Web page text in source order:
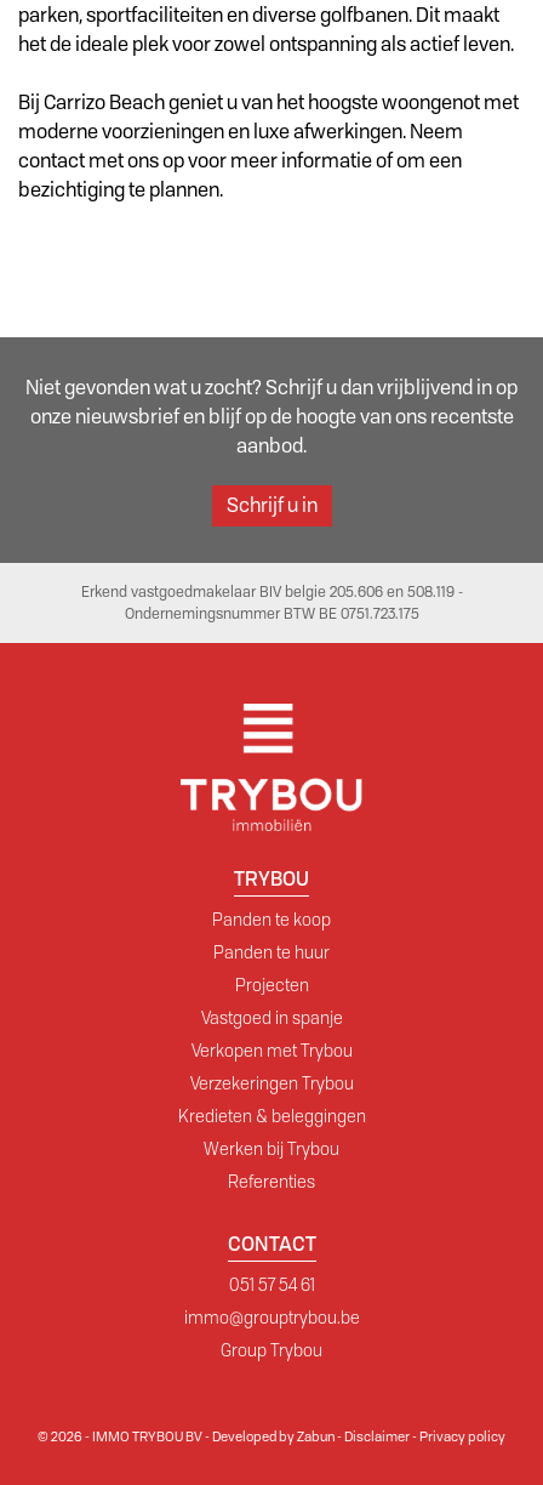
parken, sportfaciliteiten en diverse golfbanen. Dit maakt
het de ideale plek voor zowel ontspanning als actief leven.
Bij Carrizo Beach geniet u van het hoogste woongenot met
moderne voorzieningen en luxe afwerkingen. Neem
contact met ons op voor meer informatie of om een
bezichtiging te plannen.
Niet gevonden wat u zocht? Schrijf u dan vrijblijvend in op
onze nieuwsbrief en blijf op de hoogte van ons recentste
aanbod.
Schrijf u in
Erkend vastgoedmakelaar BIV belgie 205.606 en 508.119 -
Ondernemingsnummer BTW BE 0751.723.175
TRYBOU
Panden te koop
Panden te huur
Projecten
Vastgoed in spanje
Verkopen met Trybou
Verzekeringen Trybou
Kredieten & beleggingen
Werken bij Trybou
Referenties
CONTACT
051 57 54 61
immo@grouptrybou.be
Group Trybou
© 2026 - IMMO TRYBOU BV -Developed by Zabun-Disclaimer-Privacy policy